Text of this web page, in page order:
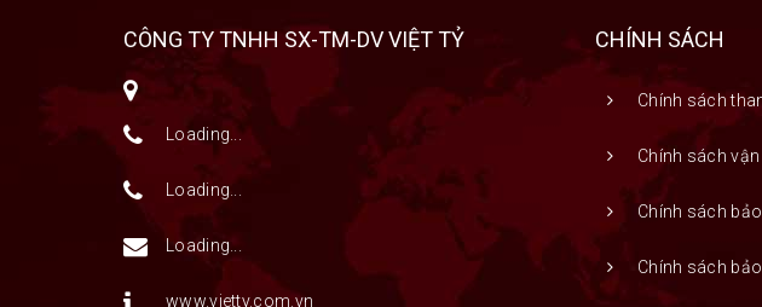
CÔNG TY TNHH SX-TM-DV VIỆT TỶ
Loading...
Loading...
Loading...
www.vietty.com.vn
CHÍNH SÁCH
Chính sách
Chính sách
Chính sách
Chính sách